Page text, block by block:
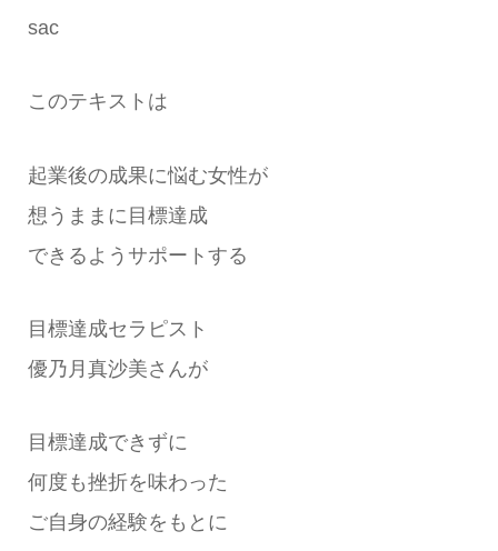
sac
このテキストは
起業後の成果に悩む女性が
想うままに目標達成
できるようサポートする
目標達成セラピスト
優乃月真沙美さんが
目標達成できずに
何度も挫折を味わった
ご自身の経験をもとに